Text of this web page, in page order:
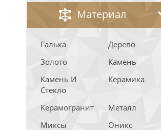
Материал
Галька
Дерево
Золото
Камень
Камень И
Стекло
Керамика
Керамогранит
Металл
Миксы
Оникс